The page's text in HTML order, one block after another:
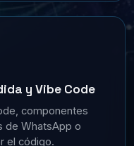
y Vibe Code
componentes
de WhatsApp o
el código.